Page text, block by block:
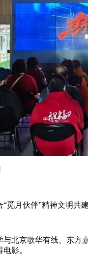
觅月伙伴”精神文明共
与北京歌华有线、东方
影。